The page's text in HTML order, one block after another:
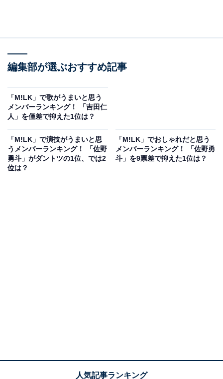
2位は、担当カラーが「ピーチヒップピンク岡崎」の佐
野勇斗さんでした。佐野さんは、これまで『トリリオン
び』、『ESCAPE それは誘拐のはずだった』（日本テレ
ビ系）など、俳優としてさまざまな作品に出演してきま
ドラマや映画の宣伝でバラエティー番組に出演すること
が多い佐野さんは、気さくな人柄で人気。『ぐるぐるナ
編集部が選ぶおすすめ記事
「M!LK」で歌がうまいと思う
メンバーランキング！ 「吉田仁
人」を僅差で抑えた1位は？
「M!LK」で演技がうまいと思
うメンバーランキング！ 「佐野
勇斗」がダントツの1位、では2
位は？
「M!LK」でおしゃれだと思う
メンバーランキング！ 「佐野勇
斗」を9票差で抑えた1位は？